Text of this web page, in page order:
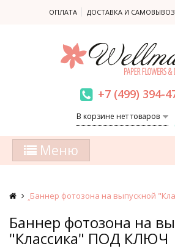
ОПЛАТА ДОСТАВКА И САМОВЫВОЗ
+7 (499) 394-
В корзине нет товаров
Меню
ꞈБаннер фотозона на выпускной
Баннер фотозона на
"Классика" ПОД КЛЮЧ